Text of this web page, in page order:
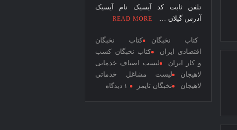
کسب و
کار
کتاب
نخبگان
ایران
تلفن ثابت کد آیسیک نام آیسیک
آدرس گیلان …
READ MORE
کتاب نخبگان
کتاب نخبگان
اقتصادی ایران
کتاب نخبگان کسب
و کار ایران
لیست اصناف خدماتی
لاهیجان
لیست مشاغل خدماتی
لاهیجان
نخبگان تایمز ۱ دیدگاه